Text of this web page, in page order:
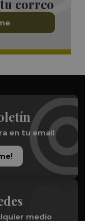
correo
en tu email
medio